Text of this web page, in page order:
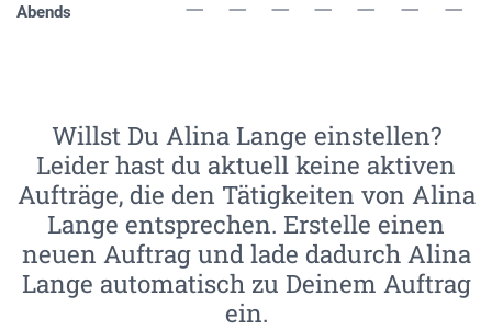
Abends
Willst Du Alina Lange einstellen?
Leider hast du aktuell keine aktiven
Aufträge, die den Tätigkeiten von Alina
Lange entsprechen. Erstelle einen
neuen Auftrag und lade dadurch Alina
Lange automatisch zu Deinem Auftrag
ein.